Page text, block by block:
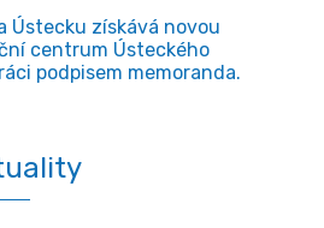
Ústecku získává novou
centrum Ústeckého
podpisem memoranda.